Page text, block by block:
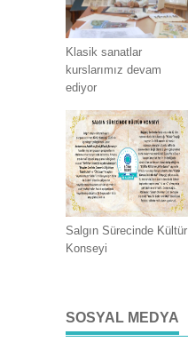
Klasik sanatlar
kurslarımız devam
ediyor
Salgın Sürecinde Kültür
Konseyi
SOSYAL MEDYA